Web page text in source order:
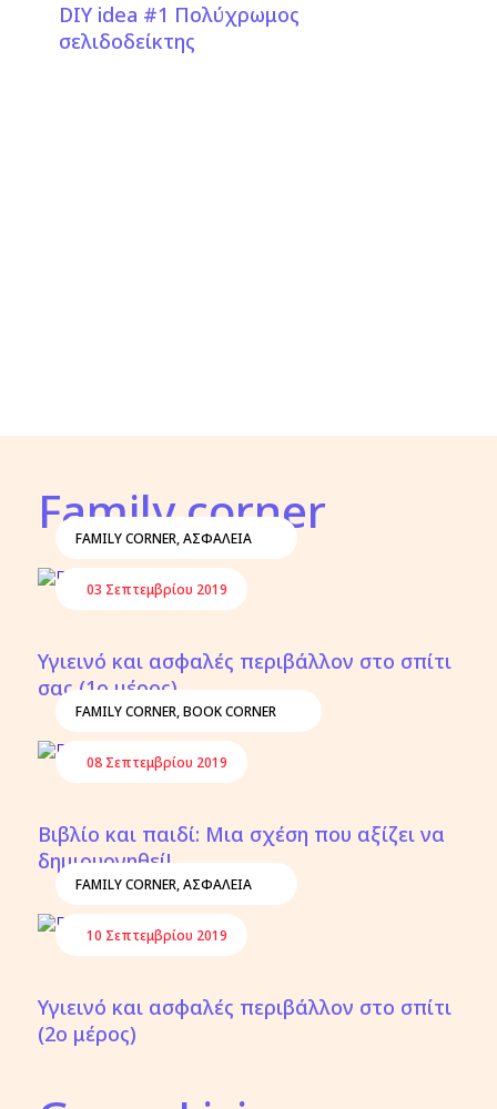
DIY idea #1 Πολύχρωμος
σελιδοδείκτης
Family corner
FAMILY CORNER,ΑΣΦΑΛΕΙΑ
03 Σεπτεμβρίου 2019
Υγιεινό και ασφαλές περιβάλλον στο σπίτι
σας (1ο μέρος)
FAMILY CORNER,BOOK CORNER
08 Σεπτεμβρίου 2019
Βιβλίο και παιδί: Μια σχέση που αξίζει να
δημιουργηθεί!
FAMILY CORNER,ΑΣΦΑΛΕΙΑ
10 Σεπτεμβρίου 2019
Υγιεινό και ασφαλές περιβάλλον στο σπίτι
(2ο μέρος)